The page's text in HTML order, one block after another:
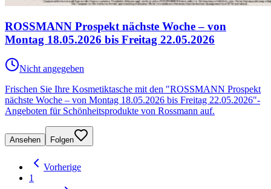
ROSSMANN Prospekt nächste Woche – von
Montag 18.05.2026 bis Freitag 22.05.2026
Nicht angegeben
Frischen Sie Ihre Kosmetiktasche mit den "ROSSMANN Prospekt
nächste Woche – von Montag 18.05.2026 bis Freitag 22.05.2026"-
Angeboten für Schönheitsprodukte von Rossmann auf.
Ansehen Folgen
Vorherige
1